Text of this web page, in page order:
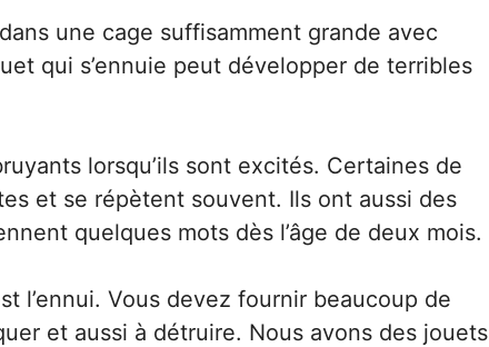
une cage suffisamment grande avec
qui s’ennuie peut développer de terribles
lorsqu’ils sont excités. Certaines de
et se répètent souvent. Ils ont aussi des
quelques mots dès l’âge de deux mois.
l’ennui. Vous devez fournir beaucoup de
et aussi à détruire. Nous avons des jouets